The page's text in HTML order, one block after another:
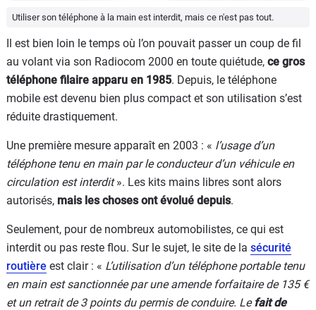
Utiliser son téléphone à la main est interdit, mais ce n'est pas tout.
Il est bien loin le temps où l’on pouvait passer un coup de fil
au volant via son Radiocom 2000 en toute quiétude, ce gros
téléphone filaire apparu en 1985. Depuis, le téléphone
mobile est devenu bien plus compact et son utilisation s’est
réduite drastiquement.
Une première mesure apparaît en 2003 : « l’usage d’un
téléphone tenu en main par le conducteur d’un véhicule en
circulation est interdit». Les kits mains libres sont alors
autorisés, mais les choses ont évolué depuis.
Seulement, pour de nombreux automobilistes, ce qui est
interdit ou pas reste flou. Sur le sujet, le site de la sécurité
routière est clair : « L’utilisation d’un téléphone portable tenu
en main est sanctionnée par une amende forfaitaire de 135 €
et un retrait de 3 points du permis de conduire. Le fait de